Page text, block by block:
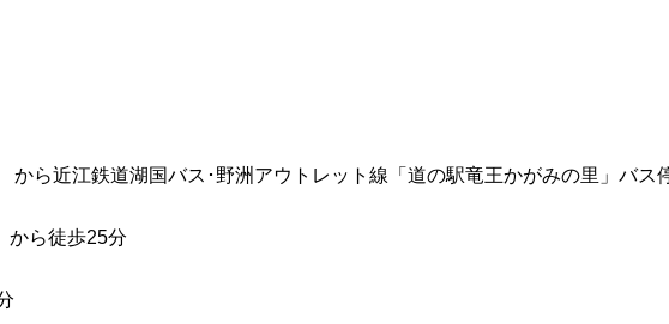
から近江鉄道湖国バス･野洲アウトレット線「道の駅竜王かがみの里」バス
から徒歩25分